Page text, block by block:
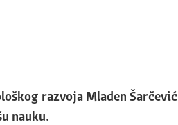
razvoja Mladen Šarčević
nauku.